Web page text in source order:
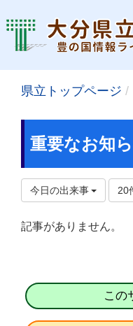
県立トップページ
重要なお知
今日の出来事 20
記事がありません。
この